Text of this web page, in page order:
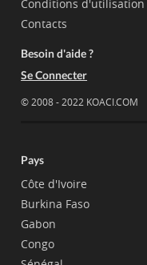
Conditions d'utilisation
Contacts
Besoin d'aide ?
Se Connecter
© 2008 - 2022 KOACI.COM
Pays
Côte d'Ivoire
Burkina Faso
Gabon
Congo